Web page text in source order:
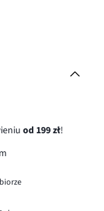
od 199 zł!